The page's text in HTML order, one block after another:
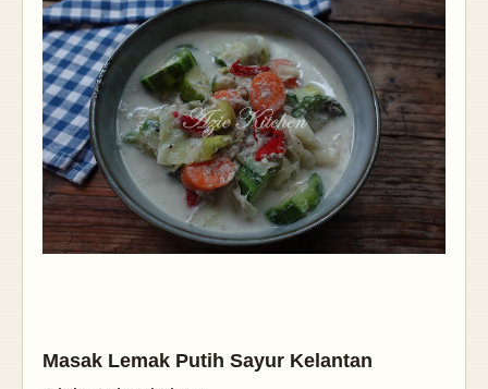
Masak Lemak Putih Sayur Kelantan